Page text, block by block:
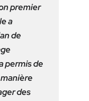
premier
a
de
permis de
des